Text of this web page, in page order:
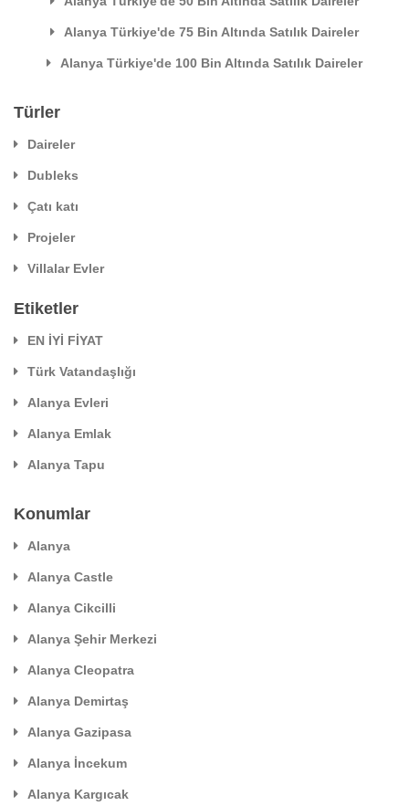
Alanya Türkiye'de 75 Bin Altında Satılık Daireler
Alanya Türkiye'de 100 Bin Altında Satılık Daireler
Türler
Daireler
Dubleks
Çatı katı
Projeler
Villalar Evler
Etiketler
EN İYİ FİYAT
Türk Vatandaşlığı
Alanya Evleri
Alanya Emlak
Alanya Tapu
Konumlar
Alanya
Alanya Castle
Alanya Cikcilli
Alanya Şehir Merkezi
Alanya Cleopatra
Alanya Demirtaş
Alanya Gazipasa
Alanya İncekum
Alanya Kargıcak